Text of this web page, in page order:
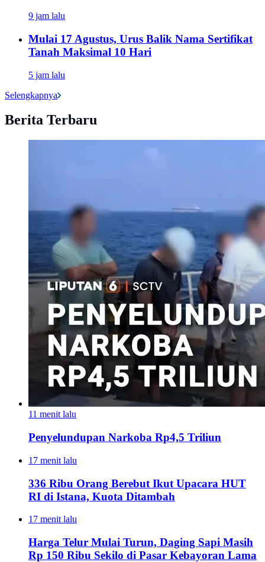
9 jam lalu
Mulai 17 Agustus, Urus Balik Nama Sertifikat
Tanah Maksimal 10 Hari
5 jam lalu
Selengkapnya
Berita Terbaru
11 menit lalu
Penyelundupan Narkoba Rp4,5 Triliun
17 menit lalu
336 Ribu Orang Berebut Ikut Upacara HUT
RI di Istana, Kuota Ditambah
17 menit lalu
Harga Telur Mulai Turun, Daging Sapi Masih
Rp 150 Ribu Sekilo di Pasar Kebayoran Lama